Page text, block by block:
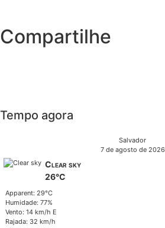
Compartilhe
Tempo agora
Salvador
7 de agosto de 2026
Clear sky
26°C
Apparent: 29°C
Humidade: 77%
Vento: 14 km/h E
Rajada: 32 km/h